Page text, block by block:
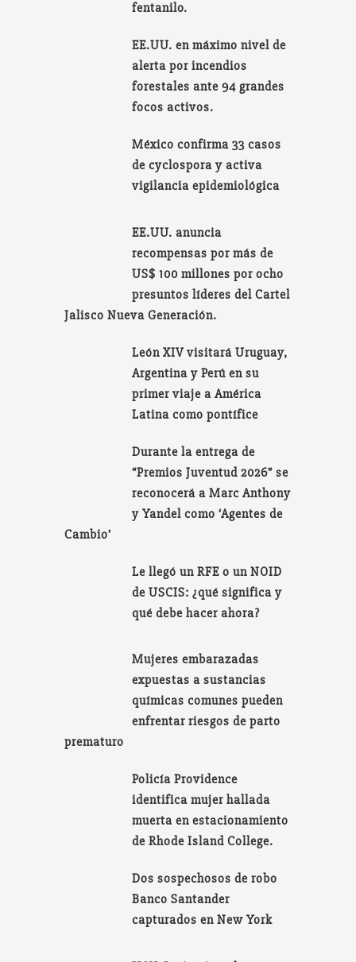
fentanilo.
EE.UU. en máximo nivel de
alerta por incendios
forestales ante 94 grandes
focos activos.
México confirma 33 casos
de cyclospora y activa
vigilancia epidemiológica
EE.UU. anuncia
recompensas por más de
US$ 100 millones por ocho
presuntos líderes del Cartel
Jalisco Nueva Generación.
León XIV visitará Uruguay,
Argentina y Perú en su
primer viaje a América
Latina como pontífice
Durante la entrega de
“Premios Juventud 2026” se
reconocerá a Marc Anthony
y Yandel como ‘Agentes de
Cambio’
Le llegó un RFE o un NOID
de USCIS: ¿qué significa y
qué debe hacer ahora?
Mujeres embarazadas
expuestas a sustancias
químicas comunes pueden
enfrentar riesgos de parto
prematuro
Policía Providence
identifica mujer hallada
muerta en estacionamiento
de Rhode Island College.
Dos sospechosos de robo
Banco Santander
capturados en New York